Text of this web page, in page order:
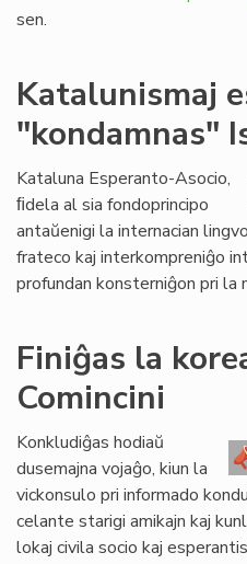
sen.
Katalunismaj
"kondamnas"
Kataluna Esperanto-Asocio,
ﬁdela al sia fondoprincipo
antaŭenigi la internacian
frateco kaj interkompreniĝo
profundan konsterniĝon pri la
Finiĝas la
Comincini
Konkludiĝas hodiaŭ
dusemajna vojaĝo, kiun la
vickonsulo pri informado
celante starigi amikajn kaj
lokaj civila socio kaj